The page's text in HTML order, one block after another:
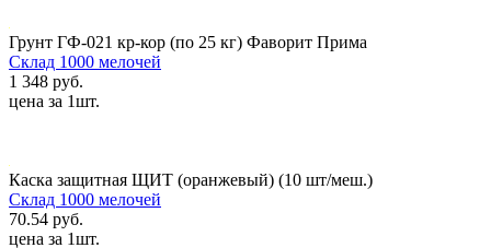
Грунт ГФ-021 кр-кор (по 25 кг) Фаворит Прима
Склад 1000 мелочей
1 348 руб.
цена за 1шт.
Каска защитная ЩИТ (оранжевый) (10 шт/меш.)
Склад 1000 мелочей
70.54 руб.
цена за 1шт.